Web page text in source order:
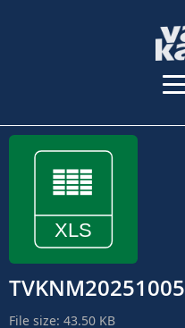
TVKNM20251005
File size: 43.50 KB